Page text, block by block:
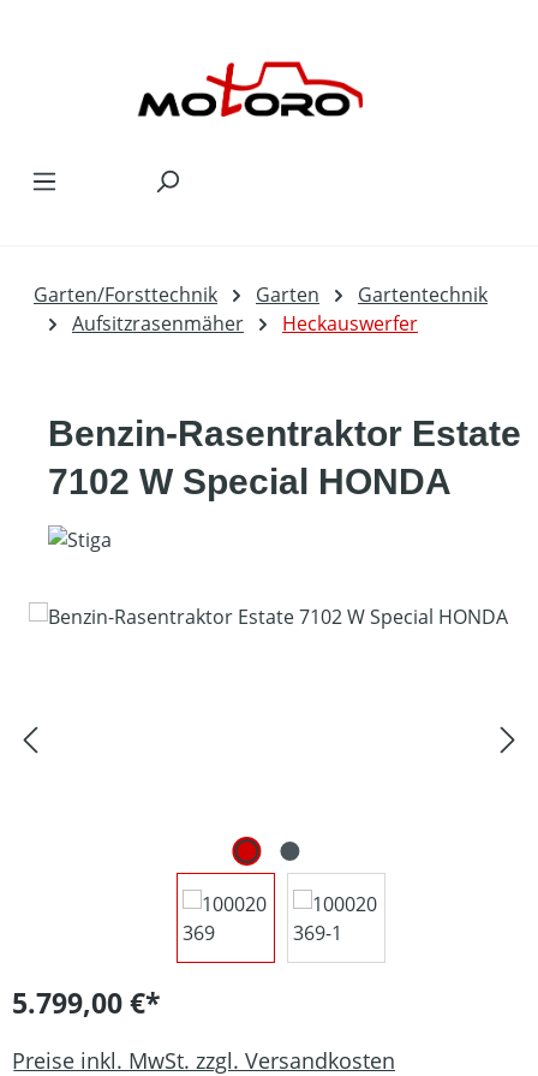
Garten/Forsttechnik Garten
Gartentechnik
Aufsitzrasenmäher
Heckauswerfer
Benzin-Rasentraktor Estate
7102 W Special HONDA
Bildergalerie überspringen
5.799,00 €*
Preise inkl. MwSt. zzgl. Versandkosten